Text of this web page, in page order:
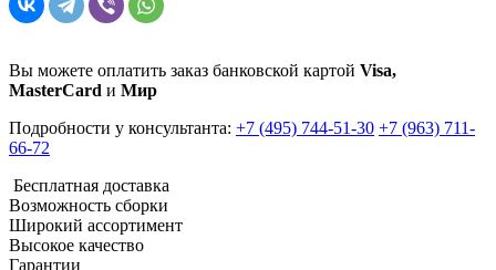
Вы можете оплатить заказ банковской картой Visa,
MasterCard и Мир
Подробности у консультанта: +7 (495) 744-51-30 +7 (963) 711-
66-72
Бесплатная доставка
Возможность сборки
Широкий ассортимент
Высокое качество
Гарантии